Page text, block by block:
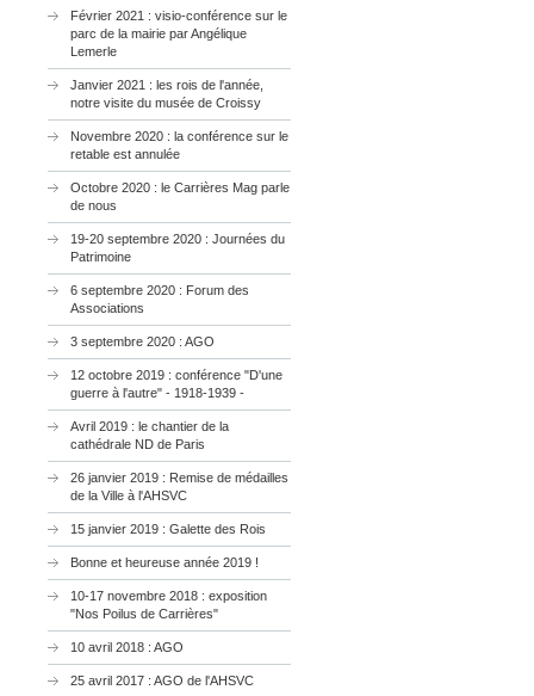
Février 2021 : visio-conférence sur le
parc de la mairie par Angélique
Lemerle
Janvier 2021 : les rois de l'année,
notre visite du musée de Croissy
Novembre 2020 : la conférence sur le
retable est annulée
Octobre 2020 : le Carrières Mag parle
de nous
19-20 septembre 2020 : Journées du
Patrimoine
6 septembre 2020 : Forum des
Associations
3 septembre 2020 : AGO
12 octobre 2019 : conférence "D'une
guerre à l'autre" - 1918-1939 -
Avril 2019 : le chantier de la
cathédrale ND de Paris
26 janvier 2019 : Remise de médailles
de la Ville à l'AHSVC
15 janvier 2019 : Galette des Rois
Bonne et heureuse année 2019 !
10-17 novembre 2018 : exposition
"Nos Poilus de Carrières"
10 avril 2018 : AGO
25 avril 2017 : AGO de l'AHSVC